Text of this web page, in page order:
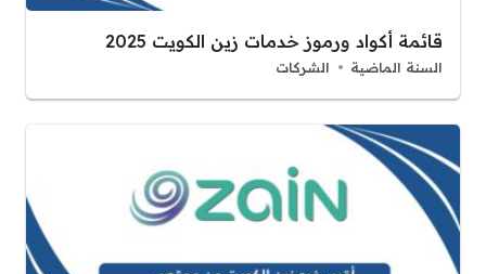
قائمة أكواد ورموز خدمات زين الكويت 2025
السنة الماضية الشركات